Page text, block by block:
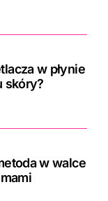
w płynie
skóry?
w walce